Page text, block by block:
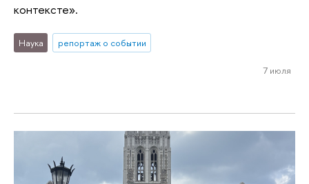
контексте».
Наука репортаж о событии
7 июля